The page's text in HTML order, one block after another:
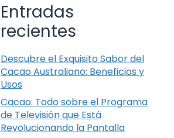
Entradas
recientes
Descubre el Exquisito Sabor del
Cacao Australiano: Beneficios y
Usos
Cacao: Todo sobre el Programa
de Televisión que Está
Revolucionando la Pantalla